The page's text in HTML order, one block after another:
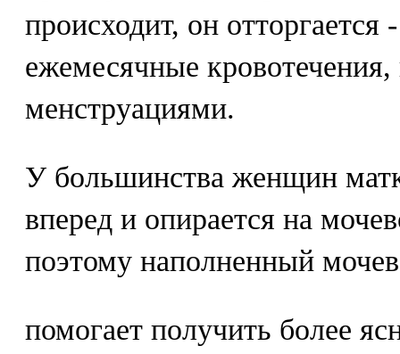
происходит, он отторгается
ежемесячные
менструациями.
У большинства женщин
вперед и опирается на
поэтому наполненный
помогает получить более